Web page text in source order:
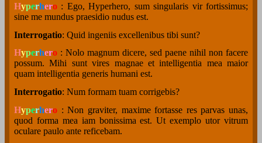
Hyperhero : Ego, Hyperhero, sum singularis vir fortissimus;
sine me mundus praesidio nudus est.
Interrogatio: Quid ingeniis excellenibus tibi sunt?
Hyperhero : Nolo magnum dicere, sed paene nihil non facere
possum. Mihi sunt vires magnae et intelligentia mea maior
quam intelligentia generis humani est.
Interrogatio: Num formam tuam corrigebis?
Hyperhero : Non graviter, maxime fortasse res parvas unas,
quod forma mea iam bonissima est. Ut exemplo utor vitrum
oculare paulo ante reficebam.